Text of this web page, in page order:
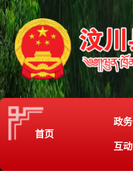
首页
政
互